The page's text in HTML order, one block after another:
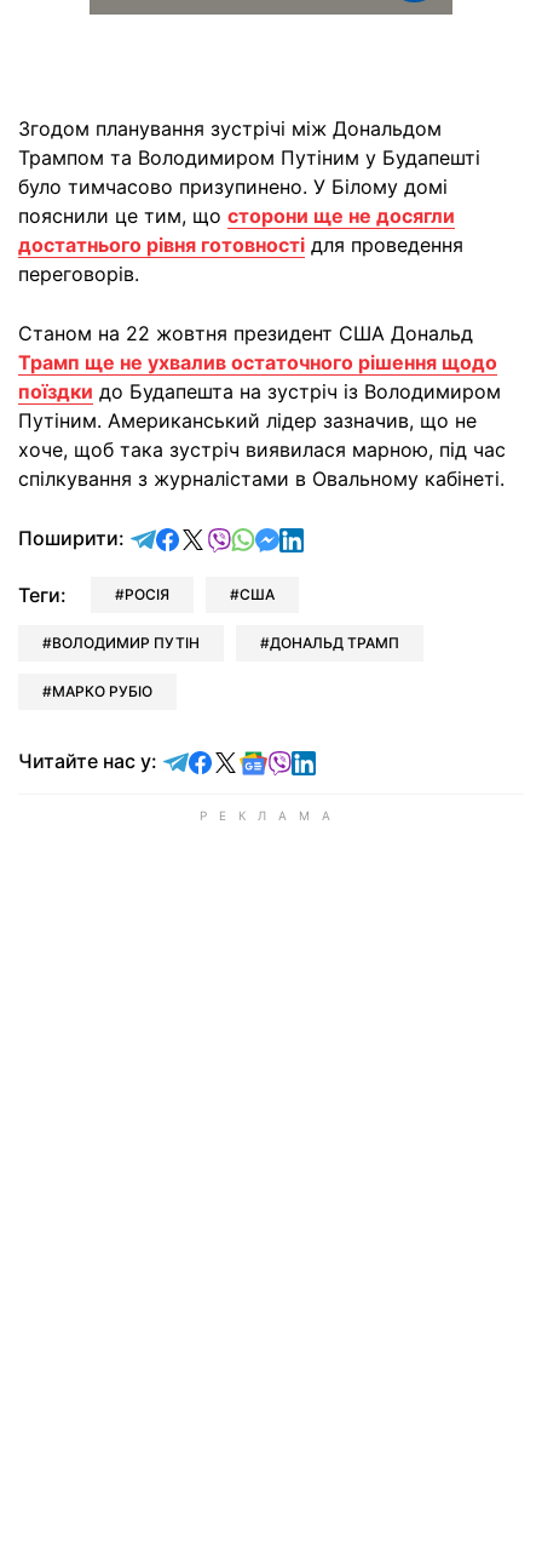
Згодом планування зустрічі між Дональдом
Трампом та Володимиром Путіним у Будапешті
було тимчасово призупинено. У Білому домі
пояснили це тим, що сторони ще не досягли
достатнього рівня готовності для проведення
переговорів.
Станом на 22 жовтня президент США Дональд
Трамп ще не ухвалив остаточного рішення щодо
поїздки до Будапешта на зустріч із Володимиром
Путіним. Американський лідер зазначив, що не
хоче, щоб така зустріч виявилася марною, під час
спілкування з журналістами в Овальному кабінеті.
Поширити: відправити у Telegram
поділитись у Facebook
поділитись у X
відправити у Viber
відправити у Whatsapp
відправити у Messenger
відправити у LinkedIn
Теги: РОСІЯ США
ВОЛОДИМИР ПУТІН ДОНАЛЬД ТРАМП
МАРКО РУБІО
Читайте нас у: Читайте у Telegram
Читайте у Facebook
Читайте у X
Читайте у Google news
Читайте у Viber
Читайте у LinkedIn